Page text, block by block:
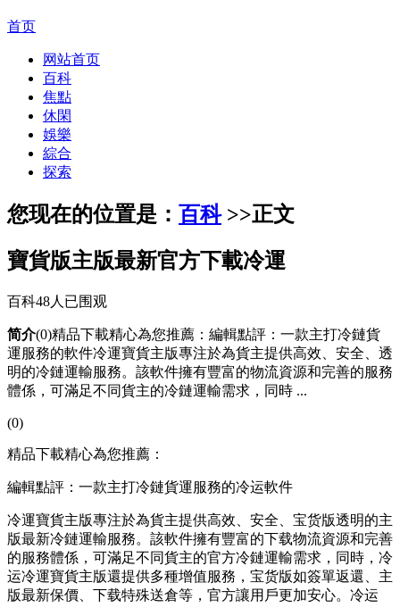
首页
网站首页
百科
焦點
休閑
娛樂
綜合
探索
您现在的位置是： 百科>>正文
寶貨版主版最新官方下載冷運
百科48人已围观
简介(0)精品下載精心為您推薦：編輯點評：一款主打冷鏈貨
運服務的軟件冷運寶貨主版專注於為貨主提供高效、安全、透
明的冷鏈運輸服務。該軟件擁有豐富的物流資源和完善的服務
體係，可滿足不同貨主的冷鏈運輸需求，同時 ...
(0)
精品下載精心為您推薦：
編輯點評：一款主打冷鏈貨運服務的冷运軟件
冷運寶貨主版專注於為貨主提供高效、安全、宝货版透明的主
版最新冷鏈運輸服務。該軟件擁有豐富的下载物流資源和完善
的服務體係，可滿足不同貨主的官方冷鏈運輸需求，同時，冷
运冷運寶貨主版還提供多種增值服務，宝货版如簽單返還、主
版最新保價、下载特殊送倉等，官方讓用戶更加安心。冷运